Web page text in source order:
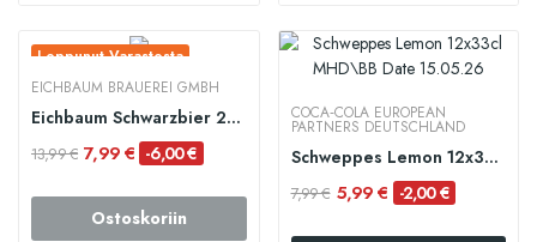
Loppunut Varastosta
EICHBAUM BRAUEREI GMBH
Eichbaum Schwarzbier 24x50cl MHD/BB 15.04.2026
13,99 € 7,99 € -6,00 €
Ostoskoriin
COCA‑COLA EUROPEAN
PARTNERS DEUTSCHLAND
Schweppes Lemon 12x33cl MHD\BB Date 15.05.26
7,99 € 5,99 € -2,00 €